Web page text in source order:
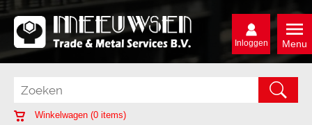
Menu
Inloggen
Winkelwagen (0 items)